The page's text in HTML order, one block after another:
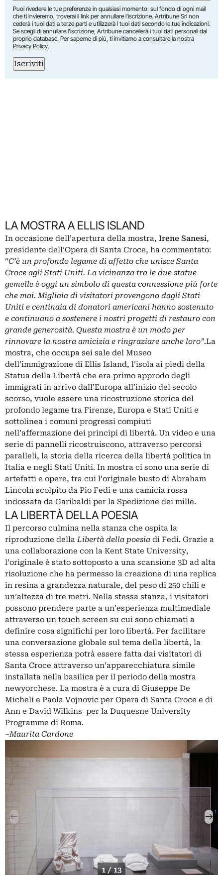
Puoi rivedere le tue preferenze in qualsiasi momento: sul fondo di ogni mail
che ti invieremo, troverai il link per annullare l’iscrizione. Artribune Srl non
cederà i tuoi dati a terze parti e utilizzerà i tuoi dati secondo le tue indicazioni.
Se scegli di annullare l’iscrizione, Artribune cancellerà i tuoi dati personali dal
proprio database. Per saperne di più, ti invitiamo a consultare la nostra
Privacy Policy.
Iscriviti
LA MOSTRA A ELLIS ISLAND
In occasione dell’apertura della mostra, Irene Sanesi,
presidente dell’Opera di Santa Croce, ha commentato:
“C’è un profondo legame di affetto che unisce Santa
Croce agli Stati Uniti. La vicinanza tra le due statue
gemelle è oggi un simbolo di questa connessione più forte
che mai. Migliaia di visitatori provengono dagli Stati
Uniti e centinaia di donatori americani hanno sostenuto
e continuano a sostenere i nostri progetti di restauro con
grande generosità. Questa mostra è un modo per
rinnovare la nostra amicizia e ringraziare anche loro”.La
mostra, che occupa sei sale del Museo
dell’immigrazione di Ellis Island, l’isola ai piedi della
Statua della Libertà che era primo approdo degli
immigrati in arrivo dall’Europa all’inizio del secolo
scorso, vuole essere una ricostruzione storica del
profondo legame tra Firenze, Europa e Stati Uniti e
sottolinea i comuni progressi compiuti
nell’affermazione dei principi di libertà. Un video e una
serie di pannelli ricostruiscono, attraverso percorsi
paralleli, la storia della ricerca della libertà politica in
Italia e negli Stati Uniti. In mostra ci sono una serie di
artefatti e opere, tra cui l’originale busto di Abraham
Lincoln scolpito da Pio Fedi e una camicia rossa
indossata da Garibaldi per la Spedizione dei mille.
LA LIBERTÀ DELLA POESIA
Il percorso culmina nella stanza che ospita la
riproduzione dellaLibertà della poesia di Fedi. Grazie a
una collaborazione con la Kent State University,
l’originale è stato sottoposto a una scansione 3D ad alta
risoluzione che ha permesso la creazione di una replica
in resina a grandezza naturale, del peso di 250 chili e
un’altezza di tre metri. Nella stessa stanza, i visitatori
possono prendere parte a un’esperienza multimediale
attraverso un touch screen su cui sono chiamati a
definire cosa significhi per loro libertà. Per facilitare
una conversazione globale sul tema della libertà, la
stessa esperienza potrà essere fatta dai visitatori di
Santa Croce attraverso un’apparecchiatura simile
installata nella basilica per il periodo della mostra
newyorchese. La mostra è a cura di Giuseppe De
Micheli e Paola Vojnovic per Opera di Santa Croce e di
Ann e David Wilkins per la Duquesne University
Programme di Roma.
–Maurita Cardone
1 / 13